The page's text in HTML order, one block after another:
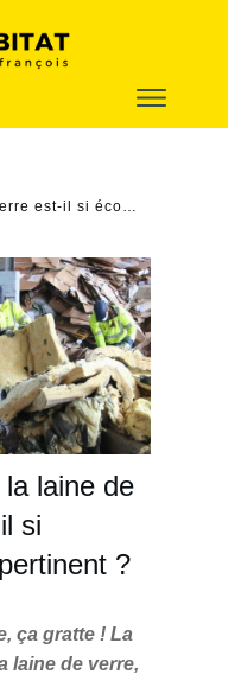
laine de
si
?
ça gratte ! La
laine de verre,